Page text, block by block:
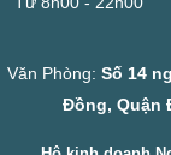
Văn Phòng: Số 14
Đồng, Quận